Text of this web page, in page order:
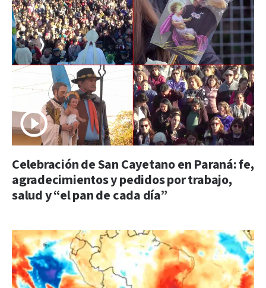
Celebración de San Cayetano en Paraná: fe,
agradecimientos y pedidos por trabajo,
salud y “el pan de cada día”